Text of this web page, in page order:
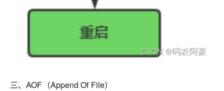
三、AOF（Append Of File）